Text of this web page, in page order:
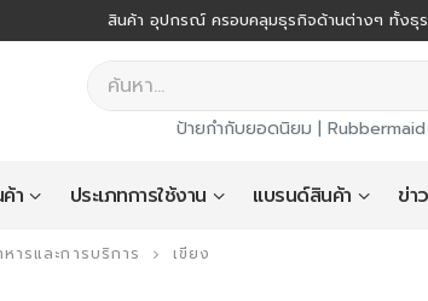
สินค้า อุปกรณ์ ครอบคลุมธุรกิจด้านต่างๆ ทั้งธุ
ป้ายกำกับยอดนิยม | Rubbermaid
า ประเภทการใช้งาน แบรนด์สินค้า ข่า
ารและการบริการ เขียง